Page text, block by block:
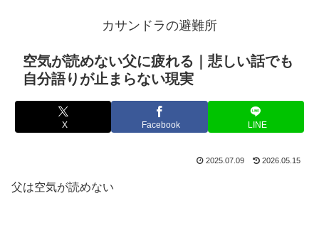
カサンドラの避難所
空気が読めない父に疲れる｜悲しい話でも
自分語りが止まらない現実
X Facebook LINE
2025.07.09 2026.05.15
父は空気が読めない